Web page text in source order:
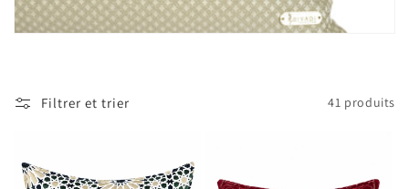
t
i
n
Filtrer et trier 41 produits